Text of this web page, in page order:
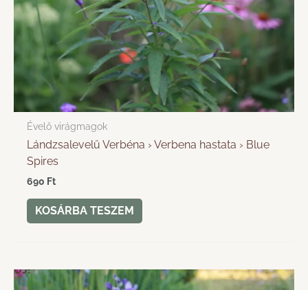
Évelő virágmagok
Lándzsalevelű Verbéna › Verbena hastata › Blue
Spires
690 Ft
KOSÁRBA TESZEM
ÚJ!